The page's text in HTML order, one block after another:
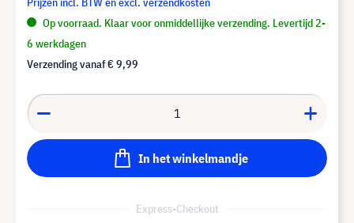
Op voorraad. Klaar voor onmiddellijke verzending. Levertijd 2-
6 werkdagen
Verzending vanaf€ 9,99
In het winkelmandje
Express-Checkout